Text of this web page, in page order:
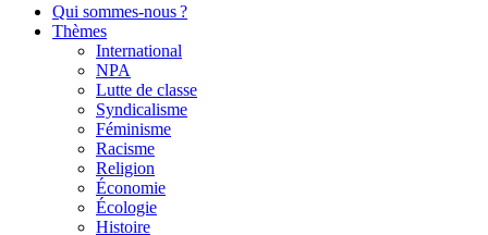
Qui sommes-nous ?
Thèmes
International
NPA
Lutte de classe
Syndicalisme
Féminisme
Racisme
Religion
Économie
Écologie
Histoire